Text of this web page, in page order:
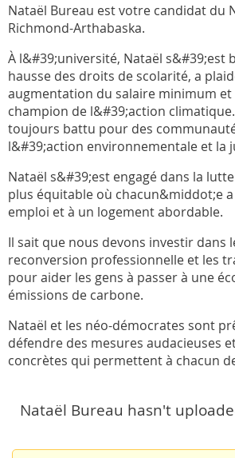
Nataël Bureau est votre candidat du
Richmond-Arthabaska.
À l&#39;université, Nataël s&#39;est
hausse des droits de scolarité, a
augmentation du salaire minimum et
champion de l&#39;action
toujours battu pour des
l&#39;action environnementale et la
Nataël s&#39;est engagé dans la
plus équitable où chacun&middot;e
emploi et à un logement abordable.
Il sait que nous devons investir dans
reconversion professionnelle et les
pour aider les gens à passer à une
émissions de carbone.
Nataël et les néo-démocrates sont
défendre des mesures audacieuses
concrètes qui permettent à chacun
Nataël Bureau hasn't